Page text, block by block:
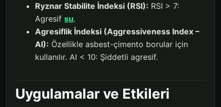
Ryznar Stabilite İndeksi (RSI): RSI > 7:
Agresif su.
Agresiflik İndeksi (Aggressiveness Index –
AI): Özellikle asbest-çimento borular için
kullanılır. AI < 10: Şiddetli agresif.
Uygulamalar ve Etkileri